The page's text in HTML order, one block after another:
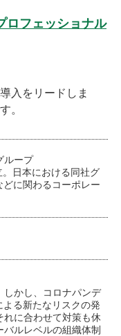
ロフェッショナル
入をリードしま
。
ループ
日本における同社グ
に関わるコーポレー
しかし、コロナパンデ
る新たなリスクの発
れに合わせて対策も休
ルレベルの組織体制